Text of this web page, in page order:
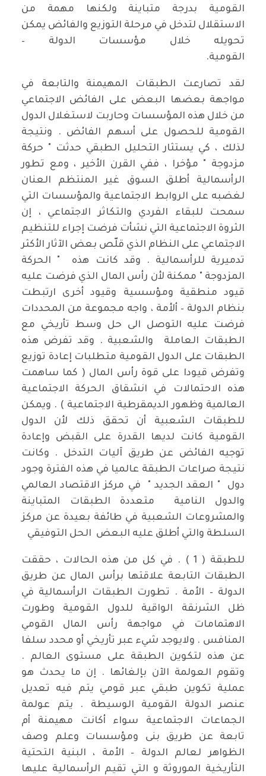
القومية بدرجة متباينة ولكنها مهمة من
الاستقلال لتدخل في مرحلة التوزيع والفائض يمكن
تحويله خلال مؤسسات الدولة –
القومية.
لقد تصارعت الطبقات المهيمنة والتابعة في
مواجهة بعضها البعض على الفائض الاجتماعي
من خلال هذه المؤسسات وحاربت لاستغلال الدول
القومية للحصول على أسهم الفائض . ونتيجة
لذلك ، كي يستثار التحليل الطبقي حدثت " حركة
مزدوجة " مؤخرا ، ففي القرن الأخير ، ومع تطور
الرأسمالية أطلق السوق غير المنتظم العنان
لغضبه على الروابط الاجتماعية والمؤسسات التي
سمحت للبقاء الفردي والتكاثر الاجتماعي ، إن
الثروة الاجتماعية التي نشأت فرضت إجراء للتنظيم
الاجتماعي على النظام الذي قلّص بعض الآثار الأكثر
تدميرية للرأسمالية . وقد كانت هذه " الحركة
المزدوجة " ممكنة لأن رأس المال الذي فرضت عليه
قيود منطقية ومؤسسية وقيود أخرى ارتبطت
بنظام الدولة – ألأمة ، واجه مجموعة من المحددات
فرضت عليه التوصل الى حل وسط تأريخي مع
الطبقات العاملة والشعبية . وقد تفرض هذه
الطبقات على الدول القومية متطلبات إعادة توزيع
وتفرض قيودا على قوة رأس المال ( كما ساهمت
هذه الاحتمالات في انشقاق الحركة الاجتماعية
العالمية وظهور الديمقرطية الاجتماعية ) . ويمكن
للطبقات الشعبية أن تحقق ذلك لأن الدول
القومية كانت لديها القدرة على القبض وإعادة
توجيه الفائض عن طريق آليات التدخل . وكانت
نتيجة صراعات الطبقة عالميا في هذه الفترة وجود
دول " العقد الجديد " في مركز الاقتصاد العالمي
والدول النامية متعددة الطبقات المتباينة
والمشروعات الشعبية في طائفة بعيدة عن مركز
السلطة والتي أطلق عليه البعض الحل التوفيقي
للطبقة ( 1 ) . في كل من هذه الحالات ، حققت
الطبقات التابعة علاقتها برأس المال عن طريق
الدولة – الأمة . تطورت الطبقات الرأسمالية في
ظل الشرنقة الواقية للدول القومية وطورت
الاهتمامات في مواجهة رأس المال القومي
المنافس . ولايوجد شيء عبر تأريخي أو محدد سلفا
عن هذه لتكوين الطبقة على مستوى العالم .
وتقوم العولمة الآن بإلغائها . إن ما يحدث هو
عملية تكوين طبقي عبر قومي يتم فيه تعديل
عنصر الدولة القومية الوسيطة . يتم عولمة
الجماعات الاجتماعية سواء أكانت مهيمنة أم
تابعة عن طريق بنى ومؤسسات وعلم وصف
الظواهر لعالم الدولة – الأمة ، البنية التحتية
التأريخية الموروثة و التي تقيم الرأسمالية عليها